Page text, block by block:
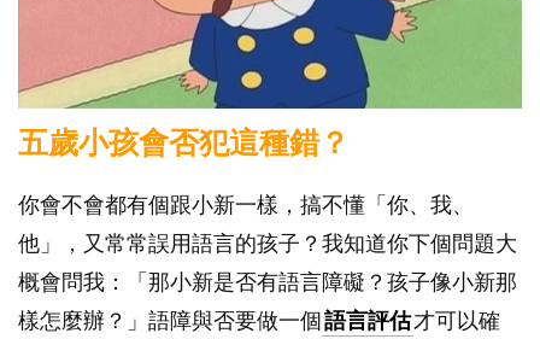
五歲小孩會否犯這種錯？
你會不會都有個跟小新一樣，搞不懂「你、我、
他」，又常常誤用語言的孩子？我知道你下個問題大
概會問我：「那小新是否有語言障礙？孩子像小新那
樣怎麼辦？」語障與否要做一個語言評估才可以確